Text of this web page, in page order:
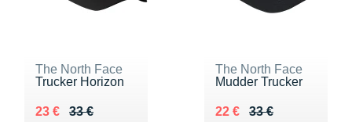
The North Face
Trucker Horizon
33 €
Au lieu de 33 €
23 €
Vendu 23 €
The North Face
Mudder Trucker
33 €
Au lieu de 33 €
22 €
Vendu 22 €